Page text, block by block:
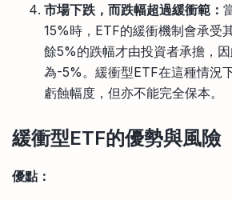
市場下跌，而跌幅超過緩衝範：
15%時，ETF的緩衝機制會承受
餘5%的跌幅才由投資者承擔，
為-5%。緩衝型ETF在這種情況
虧蝕幅度，但亦不能完全保本。
緩衝型ETF的優勢與風險
優點：